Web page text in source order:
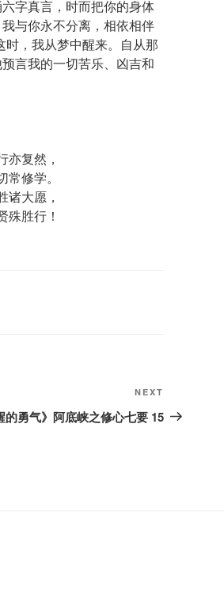
字真言，时而把你的身体
与你永不分离，相依相伴
时，我从梦中醒来。自从那
言我的一切苦乐、凶吉和
亦复然，
修学。
诸大愿，
殊胜行！
Post
NEXT
的勇气》阿底峡之修心七要 15